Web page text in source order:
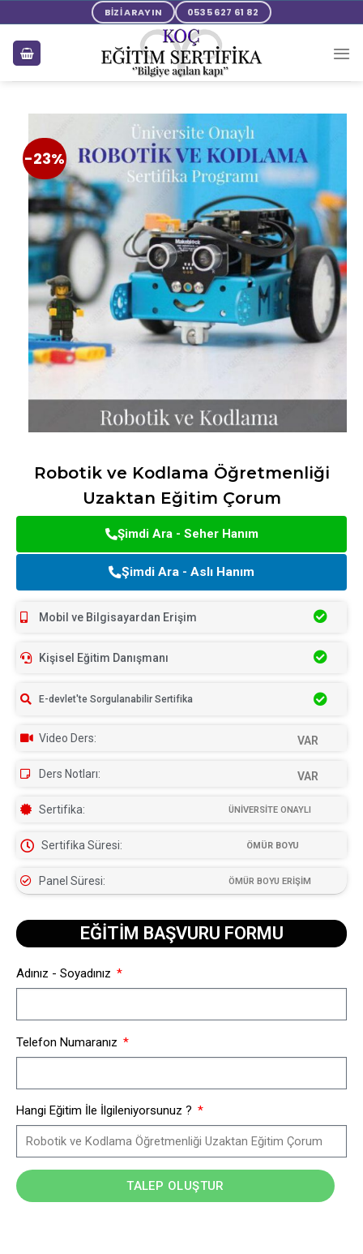
BİZİ ARAYIN 0535 627 61 82
-23%
Robotik ve Kodlama Öğretmenliği
Uzaktan Eğitim Çorum
Şimdi Ara - Seher Hanım
Şimdi Ara - Aslı Hanım
Mobil ve Bilgisayardan Erişim
Kişisel Eğitim Danışmanı
E-devlet'te Sorgulanabilir Sertifika
Video Ders: VAR
Ders Notları: VAR
Sertifika: ÜNİVERSİTE ONAYLI
Sertifika Süresi: ÖMÜR BOYU
Panel Süresi: ÖMÜR BOYU ERİŞİM
EĞİTİM BAŞVURU FORMU​
Adınız - Soyadınız
Telefon Numaranız
Hangi Eğitim İle İlgileniyorsunuz ?
TALEP OLUŞTUR